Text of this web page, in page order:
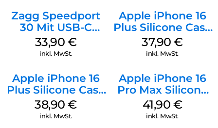
Zagg Speedport
30 Mit USB-C
Kabel Weiß
33,90 €
inkl. MwSt.
Apple iPhone 16
Plus Silicone Case
MagSafe Lake
Green
37,90€
inkl. MwSt.
Apple iPhone 16
Plus Silicone Case
MagSafe Denim
38,90€
inkl. MwSt.
Apple iPhone 16
Pro Max Silicone
Case MagSafe
Ultramarine
41,90 €
inkl. MwSt.